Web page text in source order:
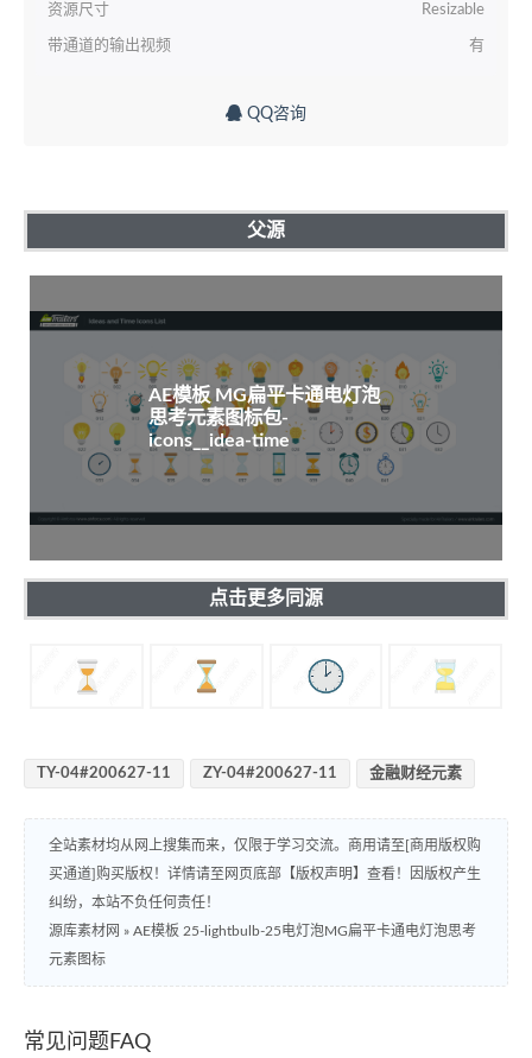
资源尺寸 Resizable
带通道的输出视频 有
QQ咨询
父源
AE模板 MG扁平卡通电灯泡
思考元素图标包-
icons__idea-time
点击更多同源
TY-04#200627-11 ZY-04#200627-11 金融财经元素
全站素材均从网上搜集而来，仅限于学习交流。商用请至[商用版权购
买通道]购买版权！详情请至网页底部【版权声明】查看！因版权产生
纠纷，本站不负任何责任！
源库素材网 » AE模板 25-lightbulb-25电灯泡MG扁平卡通电灯泡思考
元素图标
常见问题FAQ